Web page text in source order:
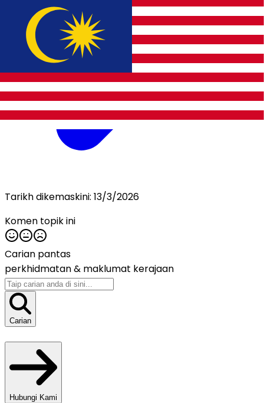
Tarikh dikemaskini: 13/3/2026
Komen topik ini
Carian pantas
perkhidmatan & maklumat kerajaan
Carian
Hubungi Kami